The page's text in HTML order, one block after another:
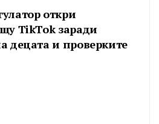
откри
TikTok заради
децата и проверките